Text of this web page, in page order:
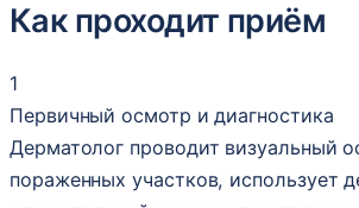
Как проходит приём
1
Первичный осмотр и диагностика
Дерматолог проводит визуальный
пораженных участков, использует